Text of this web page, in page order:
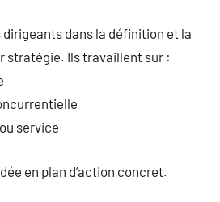
dans la définition et la
stratégie. Ils travaillent sur :
service
en plan d’action concret.